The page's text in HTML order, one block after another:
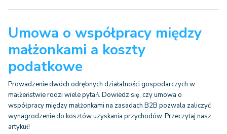
Umowa o współpracy między
małżonkami a koszty
podatkowe
Prowadzenie dwóch odrębnych działalności gospodarczych w
małżeństwie rodzi wiele pytań. Dowiedz się, czy umowa o
współpracy między małżonkami na zasadach B2B pozwala zaliczyć
wynagrodzenie do kosztów uzyskania przychodów. Przeczytaj nasz
artykuł!